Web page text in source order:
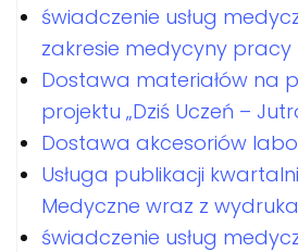
świadczenie usług
zakresie medycyny pracy
Dostawa materiałów na
projektu „Dziś Uczeń –
Dostawa akcesoriów
Usługa publikacji
Medyczne wraz z
świadczenie usług